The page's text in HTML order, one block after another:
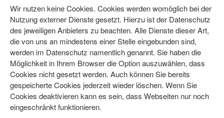
Wir nutzen keine Cookies. Cookies werden womöglich bei der
Nutzung externer Dienste gesetzt. Hierzu ist der Datenschutz
des jeweiligen Anbieters zu beachten. Alle Dienste dieser Art,
die von uns an mindestens einer Stelle eingebunden sind,
werden im Datenschutz namentlich genannt. Sie haben die
Möglichkeit in Ihrem Browser die Option auszuwählen, dass
Cookies nicht gesetzt werden. Auch können Sie bereits
gespeicherte Cookies jederzeit wieder löschen. Wenn Sie
Cookies deaktivieren kann es sein, dass Webseiten nur noch
eingeschränkt funktionieren.